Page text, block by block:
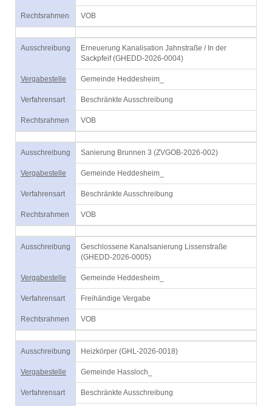
Rechtsrahmen VOB
Ausschreibung
Erneuerung Kanalisation Jahnstraße / In der
Sackpfeif (GHEDD-2026-0004)
Vergabestelle Gemeinde Heddesheim_
Verfahrensart Beschränkte Ausschreibung
Rechtsrahmen VOB
Ausschreibung Sanierung Brunnen 3 (ZVGOB-2026-002)
Vergabestelle Gemeinde Heddesheim_
Verfahrensart Beschränkte Ausschreibung
Rechtsrahmen VOB
Ausschreibung
Geschlossene Kanalsanierung Lissenstraße
(GHEDD-2026-0005)
Vergabestelle Gemeinde Heddesheim_
Verfahrensart Freihändige Vergabe
Rechtsrahmen VOB
Ausschreibung Heizkörper (GHL-2026-0018)
Vergabestelle Gemeinde Hassloch_
Verfahrensart Beschränkte Ausschreibung